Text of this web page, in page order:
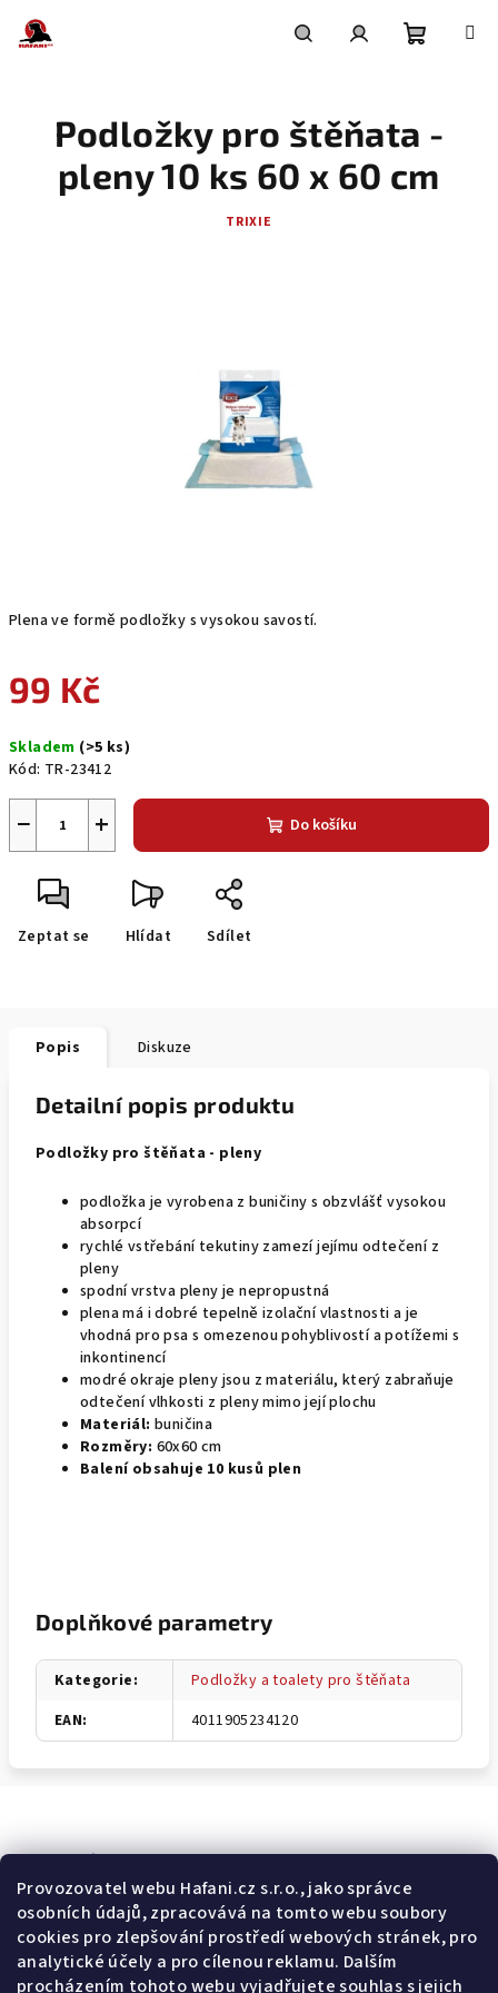
Provozovatel webu Hafani.cz s.r.o., jako správce
osobních údajů, zpracovává na tomto webu soubory
cookies pro zlepšování prostředí webových stránek, pro
analytické účely a pro cílenou reklamu. Dalším
procházením tohoto webu vyjadřujete souhlas s jejich
obsah
košík
Plena ve formě podložky s vysokou savostí.
99 Kč
cena:
Skladem (>5 ks)
Kód: TR-23412
+
− Do košíku
Zeptat se Hlídat Sdílet
Podložky pro štěňata -
pleny 10 ks 60 x 60 cm
TRIXIE
Popis Diskuze
Detailní popis produktu
Podložky pro štěňata - pleny
podložka je vyrobena z buničiny s obzvlášť vysokou
absorpcí
rychlé vstřebání tekutiny zamezí jejímu odtečení z
pleny
spodní vrstva pleny je nepropustná
plena má i dobré tepelně izolační vlastnosti a je
vhodná pro psa s omezenou pohyblivostí a potížemi s
inkontinencí
modré okraje pleny jsou z materiálu, který zabraňuje
odtečení vlhkosti z pleny mimo její plochu
Materiál: buničina
Rozměry: 60x60 cm
Balení obsahuje 10 kusů plen
Doplňkové parametry
Kategorie:
Podložky a toalety pro štěňata
EAN: 4011905234120
Odebírat newsletter
E-mail
Potvrzuji souhlas svšeobecnými obchodními podmínkami a